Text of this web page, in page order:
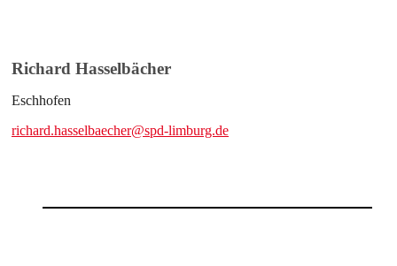
Richard Hasselbächer
Eschhofen
richard.hasselbaecher@spd-limburg.de